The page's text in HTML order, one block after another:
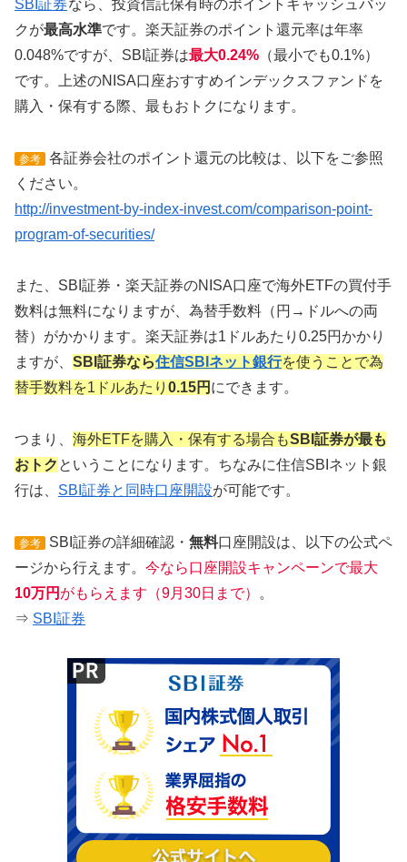
SBI証券なら、投資信託保有時のポイントキャッシュバッ
クが最高水準です。楽天証券のポイント還元率は年率
0.048%ですが、SBI証券は最大0.24% （最小でも0.1%）
です。上述のNISA口座おすすめインデックスファンドを
購入・保有する際、最もおトクになります。
参考
各証券会社のポイント還元の比較は、以下をご参照
ください。
http://investment-by-index-invest.com/comparison-point-
program-of-securities/
また、SBI証券・楽天証券のNISA口座で海外ETFの買付手
数料は無料になりますが、為替手数料（円→ドルへの両
替）がかかります。楽天証券は1ドルあたり0.25円かかり
ますが、 SBI証券なら住信SBIネット銀行を使うことで為
替手数料を1ドルあたり 0.15円 にできます。
つまり、 海外ETFを購入・保有する場合もSBI証券が最も
おトク ということになります。ちなみに住信SBIネット銀
行は、 SBI証券と同時口座開設が可能です。
参考 SBI証券の詳細確認・ 無料口座開設は、以下の公式ペ
ージから行えます。 今なら口座開設キャンペーンで最大
10万円 がもらえます（9月30日まで）
。
⇒ SBI証券